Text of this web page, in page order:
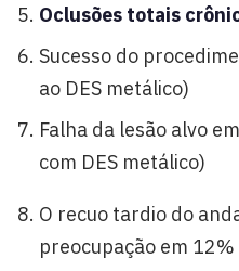
Oclusões totais
Sucesso do
ao DES metálico)
Falha da lesão alvo
com DES metálico)
O recuo tardio do
preocupação em 12%